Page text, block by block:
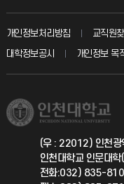
입학안내
취업정보(학생)
칭찬마당
학생서비스 지킴이
총동문회
교수회
교육혁신본부
국제지원과
공자아카데미
개인정보처리방침 교직원찾
대학정보공시
개인정보 목
(우 : 22012) 인천광
인천대학교 인문대
전화:032) 835-